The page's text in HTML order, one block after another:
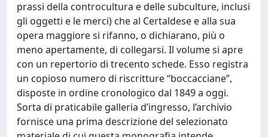
prassi della controcultura e delle subculture, inclusi
gli oggetti e le merci) che al Certaldese e alla sua
opera maggiore si rifanno, o dichiarano, più o
meno apertamente, di collegarsi. Il volume si apre
con un repertorio di trecento schede. Esso registra
un copioso numero di riscritture “boccacciane”,
disposte in ordine cronologico dal 1849 a oggi.
Sorta di praticabile galleria d’ingresso, l’archivio
fornisce una prima descrizione del selezionato